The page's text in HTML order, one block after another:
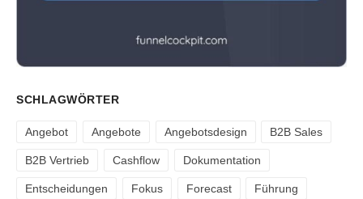
SCHLAGWÖRTER
Angebot Angebote Angebotsdesign B2B Sales
B2B Vertrieb Cashflow Dokumentation
Entscheidungen Fokus Forecast Führung